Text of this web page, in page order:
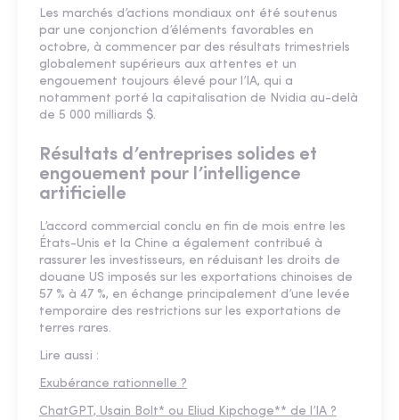
Les marchés d’actions mondiaux ont été soutenus
par une conjonction d’éléments favorables en
octobre, à commencer par des résultats trimestriels
globalement supérieurs aux attentes et un
engouement toujours élevé pour l’IA, qui a
notamment porté la capitalisation de Nvidia au-delà
de 5 000 milliards $.
Résultats d’entreprises solides et
engouement pour l’intelligence
artificielle
L’accord commercial conclu en fin de mois entre les
États-Unis et la Chine a également contribué à
rassurer les investisseurs, en réduisant les droits de
douane US imposés sur les exportations chinoises de
57 % à 47 %, en échange principalement d’une levée
temporaire des restrictions sur les exportations de
terres rares.
Lire aussi :
Exubérance rationnelle ?
ChatGPT, Usain Bolt* ou Eliud Kipchoge** de l’IA ?